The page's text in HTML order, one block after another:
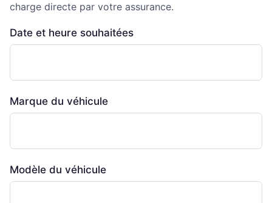
charge directe par votre assurance.
Date et heure souhaitées
Marque du véhicule
Modèle du véhicule